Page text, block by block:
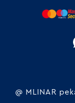
@ MLINAR